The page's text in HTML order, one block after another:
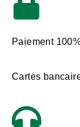
Paiement
Cartes